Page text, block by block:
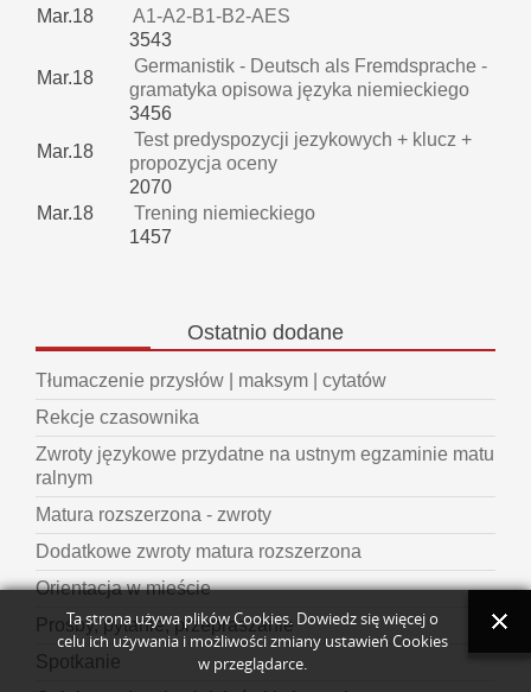
Mar.18
A1-A2-B1-B2-AES
3543
Mar.18
Germanistik - Deutsch als Fremdsprache -
gramatyka opisowa języka niemieckiego
3456
Mar.18
Test predyspozycji jezykowych + klucz +
propozycja oceny
2070
Mar.18
Trening niemieckiego
1457
Ostatnio dodane
Tłumaczenie przysłów | maksym | cytatów
Rekcje czasownika
Zwroty językowe przydatne na ustnym egzaminie matu
ralnym
Matura rozszerzona - zwroty
Dodatkowe zwroty matura rozszerzona
Orientacja w mieście
Prośby, pytanie, przepraszanie
Spotkanie
Ta strona używa plików Cookies. Dowiedz się więcej o
celu ich używania i możliwości zmiany ustawień Cookies
w przeglądarce.